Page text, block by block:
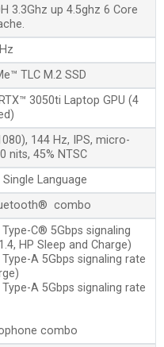
3.3Ghz up 4.5ghz 6 Core
TLC M.2 SSD
3050ti Laptop GPU (4
144 Hz, IPS, micro-
nits, 45% NTSC
Language
combo
C® 5Gbps signaling
HP Sleep and Charge)
A 5Gbps signaling rate
A 5Gbps signaling rate
combo